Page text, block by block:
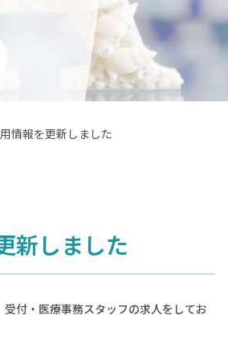
情報を更新しました
新しました
付・医療事務スタッフの求人をしてお